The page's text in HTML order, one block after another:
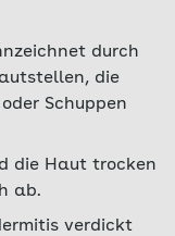
durch
die
Schuppen
die Haut trocken
ab.
verdickt